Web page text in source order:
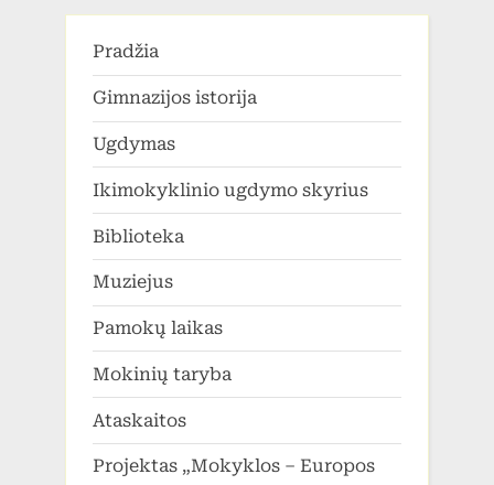
Pradžia
Gimnazijos istorija
Ugdymas
Ikimokyklinio ugdymo skyrius
Biblioteka
Muziejus
Pamokų laikas
Mokinių taryba
Ataskaitos
Projektas „Mokyklos – Europos